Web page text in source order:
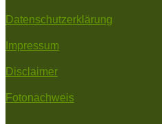
Datenschutzerklärung
Impressum
Disclaimer
Fotonachweis